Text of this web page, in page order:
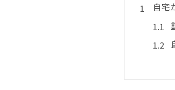
自宅